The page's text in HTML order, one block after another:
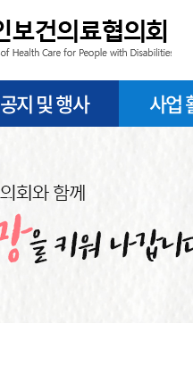
공지 및 행사 사업